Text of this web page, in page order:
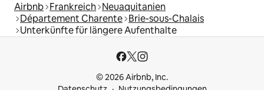
Airbnb Frankreich Neuaquitanien
Département Charente Brie-sous-Chalais
Unterkünfte für längere Aufenthalte
© 2026 Airbnb, Inc.